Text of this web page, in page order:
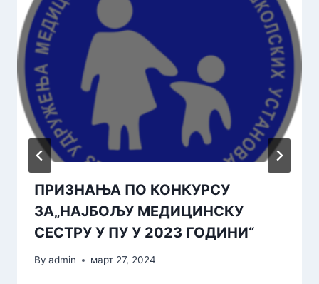
ПРИЗНАЊА ПО КОНКУРСУ
ЗА„НАЈБОЉУ МЕДИЦИНСКУ
СЕСТРУ У ПУ У 2023 ГОДИНИ“
By admin март 27, 2024